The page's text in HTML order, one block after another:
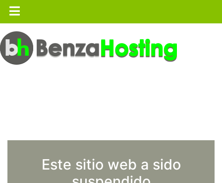
Este sitio web a sido